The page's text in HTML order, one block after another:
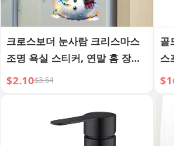
크로스보더 눈사람 크리스마스
조명 욕실 스티커, 연말 홈 장식
을 위한 자가 접착식 글로시 변
$2.10$3.64
골
스
포